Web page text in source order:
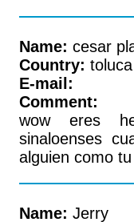
Name: cesar
Country:
E-mail:
Comment:
wow eres
sinaloenses
alguien como
Name: Jerry